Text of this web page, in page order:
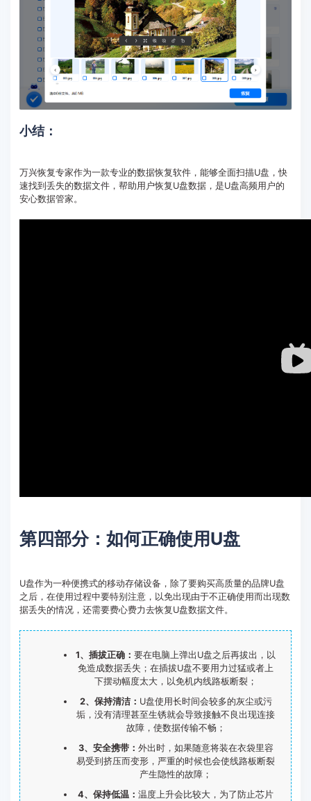
小结：
万兴恢复专家作为一款专业的数据恢复软件，能够全面扫描U盘，快
速找到丢失的数据文件，帮助用户恢复U盘数据，是U盘高频用户的
安心数据管家。
第四部分：如何正确使用U盘
U盘作为一种便携式的移动存储设备，除了要购买高质量的品牌U盘
之后，在使用过程中要特别注意，以免出现由于不正确使用而出现数
据丢失的情况，还需要费心费力去恢复U盘数据文件。
1、插拔正确： 要在电脑上弹出U盘之后再拔出，以
免造成数据丢失；在插拔U盘不要用力过猛或者上
下摆动幅度太大，以免机内线路板断裂；
2、保持清洁： U盘使用长时间会较多的灰尘或污
垢，没有清理甚至生锈就会导致接触不良出现连接
故障，使数据传输不畅；
3、安全携带： 外出时，如果随意将装在衣袋里容
易受到挤压而变形，严重的时候也会使线路板断裂
产生隐性的故障；
4、保持低温： 温度上升会比较大，为了防止芯片